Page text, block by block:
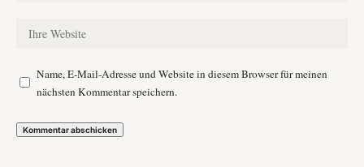
Name, E-Mail-Adresse und Website in diesem Browser für meinen
nächsten Kommentar speichern.